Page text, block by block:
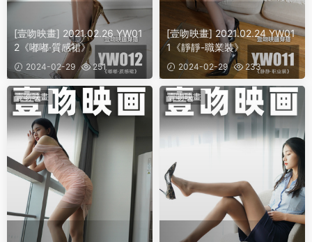
[壹吻映畫] 2021.02.26 YW01
2《嘟嘟·質感裙》
2024-02-29 251
[壹吻映畫] 2021.02.24 YW01
1《靜靜-職業裝》
2024-02-29 233
壹吻映畫 壹吻映畫